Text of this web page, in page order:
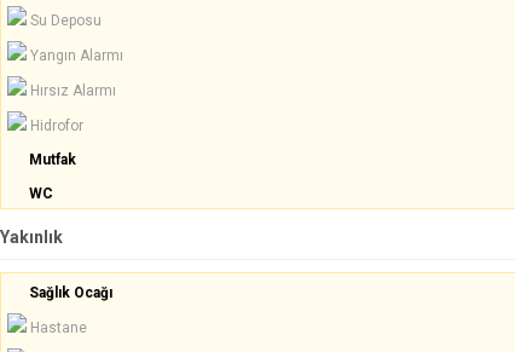
Su Deposu
Yangın Alarmı
Hırsız Alarmı
Hidrofor
Mutfak
WC
Yakınlık
Sağlık Ocağı
Hastane